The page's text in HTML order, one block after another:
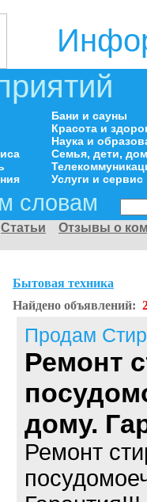
Бани и сауны
Красота и
Наука и
Семья, дети,
Услуги и сервис
словам
Статьи
Отзывы о
Бытовая техника
Найдено объявлений:
Продам
Ремонт
дому.
Ремонт